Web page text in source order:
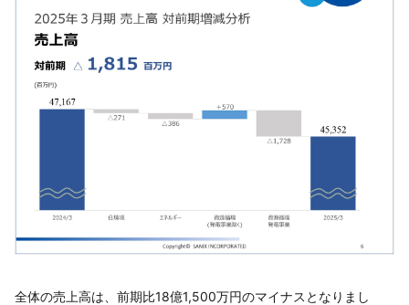
全体の売上高は、前期比18億1,500万円のマイナスとなりまし